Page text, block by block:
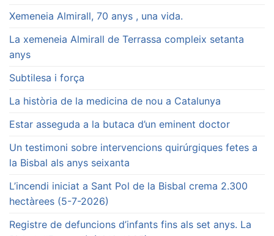
Xemeneia Almirall, 70 anys , una vida.
La xemeneia Almirall de Terrassa compleix setanta
anys
Subtilesa i força
La història de la medicina de nou a Catalunya
Estar asseguda a la butaca d’un eminent doctor
Un testimoni sobre intervencions quirúrgiques fetes a
la Bisbal als anys seixanta
L’incendi iniciat a Sant Pol de la Bisbal crema 2.300
hectàrees (5-7-2026)
Registre de defuncions d’infants fins als set anys. La